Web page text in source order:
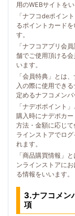
用のWEBサイトをい
「ナフコdeポイン
るポイントカード
す。
「ナフコアプリ会
舗でご使用頂ける
います。
「会員特典」とは
入の際に使用でき
定めるナフコメン
「ナデポポイント
購入時にナデポカ
方法・金額に応じ
ラインストアでロ
れます。
「商品購買情報」
ンラインストアに
る情報をいいます。
3.ナフコメン
項